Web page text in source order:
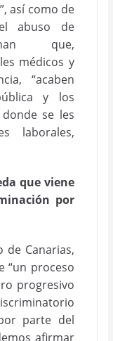
así como de
abuso de
que,
médicos y
“acaben
y los
se les
laborales,
que viene
por
de Canarias,
“un proceso
progresivo
parte del
afirmar